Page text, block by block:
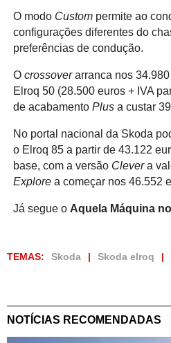
O modo Custompermite ao
configurações diferentes do
preferências de condução.
O crossoverarranca nos
Elroq 50 (28.500 euros + IVA
de acabamento Plusa custar
No portal nacional da Skoda
o Elroq 85 a partir de 43.122
base, com a versão Clevera
Explorea começar nos 46.552
Já segue o Aquela Máquina no
TEMAS: Skoda Skoda elroq
NOTÍCIAS RECOMENDADAS